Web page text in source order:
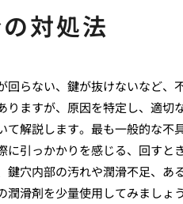
対処法
回らない、鍵が抜けないなど
りますが、原因を特定し、適
て解説します。最も一般的な
に引っかかりを感じる、回す
鍵穴内部の汚れや潤滑不足、
潤滑剤を少量使用してみましょ